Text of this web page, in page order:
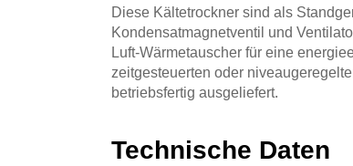
Diese Kältetrockner sind als
Kondensatmagnetventil und
Luft-Wärmetauscher für eine
zeitgesteuerten oder
betriebsfertig ausgeliefert.
Technische Daten